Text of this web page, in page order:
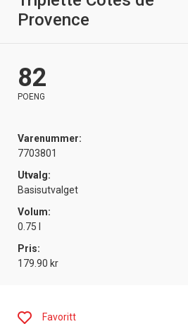
Provence
82
POENG
Varenummer:
7703801
Utvalg:
Basisutvalget
Volum:
0.75 l
Pris:
179.90 kr
Favoritt